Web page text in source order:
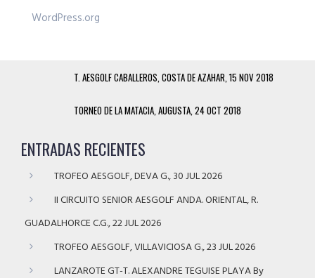
WordPress.org
T. AESGOLF CABALLEROS, COSTA DE AZAHAR, 15 NOV 2018
TORNEO DE LA MATACIA, AUGUSTA, 24 OCT 2018
ENTRADAS RECIENTES
TROFEO AESGOLF, DEVA G., 30 JUL 2026
II CIRCUITO SENIOR AESGOLF ANDA. ORIENTAL, R.
GUADALHORCE C.G., 22 JUL 2026
TROFEO AESGOLF, VILLAVICIOSA G., 23 JUL 2026
LANZAROTE GT-T. ALEXANDRE TEGUISE PLAYA By